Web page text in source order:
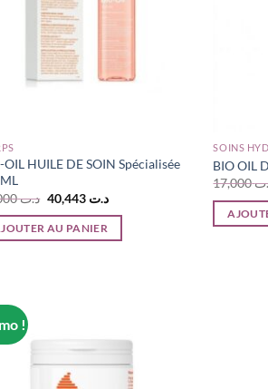
OIL HUILE DE SOIN Spécialisée
د.ت45,000
Le
prix
initial
était :
د.ت 40,443
Le
est :
AU PANIER
SOINS
BIO OIL
17,000
!